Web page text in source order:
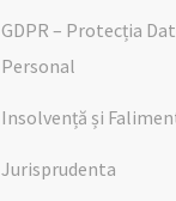
GDPR – Protecția
Personal
Insolvență și
Jurisprudenta